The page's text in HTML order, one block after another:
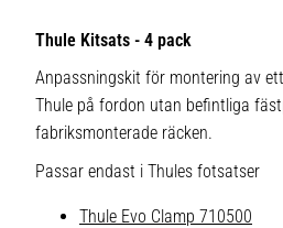
Thule Kitsats - 4 pack
Anpassningskit för montering av
Thule på fordon utan befintliga
fabriksmonterade räcken.
Passar endast i Thules fotsatser
Thule Evo Clamp 710500